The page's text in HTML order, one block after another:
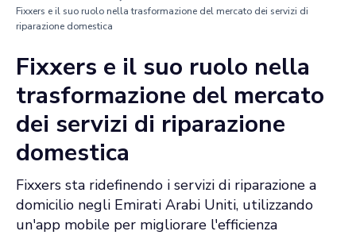
Fixxers e il suo ruolo nella trasformazione del mercato dei servizi di
riparazione domestica
Fixxers e il suo ruolo nella
trasformazione del mercato
dei servizi di riparazione
domestica
Fixxers sta ridefinendo i servizi di riparazione a
domicilio negli Emirati Arabi Uniti, utilizzando
un'app mobile per migliorare l'efficienza